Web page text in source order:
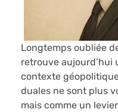
Longtemps oubliée
retrouve aujourd’hui
contexte
duales ne sont plus
mais comme un